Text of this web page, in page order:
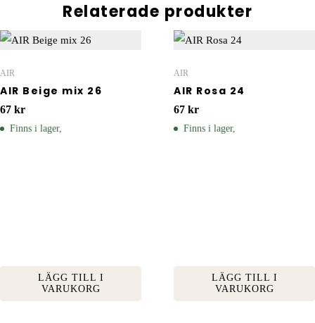
Relaterade produkter
AIR
AIR Beige mix 26
67 kr
Finns i lager,
LÄGG TILL I
VARUKORG
AIR
AIR Rosa 24
67 kr
Finns i lager,
LÄGG TILL I
VARUKORG